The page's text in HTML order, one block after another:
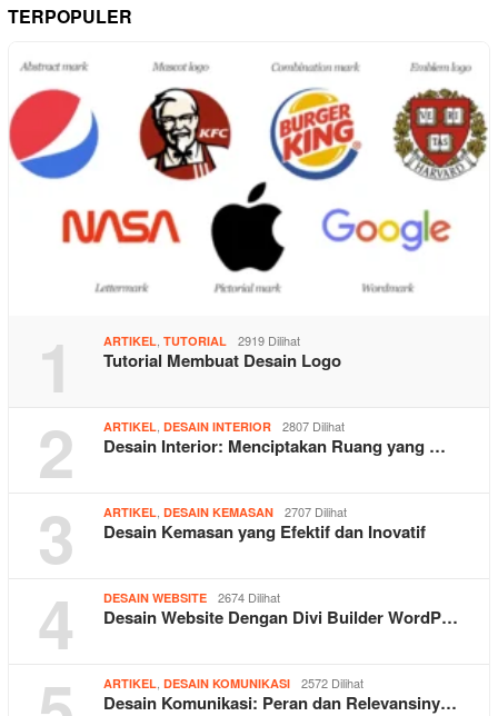
TERPOPULER
1 ARTIKEL TUTORIAL 2919 Dilihat
Tutorial Membuat Desain Logo
2 ARTIKEL DESAIN INTERIOR 2807 Dilihat
Desain Interior: Menciptakan Ruang yang …
3 ARTIKEL DESAIN KEMASAN 2707 Dilihat
Desain Kemasan yang Efektif dan Inovatif
4 DESAIN WEBSITE 2674 Dilihat
Desain Website Dengan Divi Builder WordP…
ARTIKEL DESAIN KOMUNIKASI 2572 Dilihat
Desain Komunikasi: Peran dan Relevansiny…